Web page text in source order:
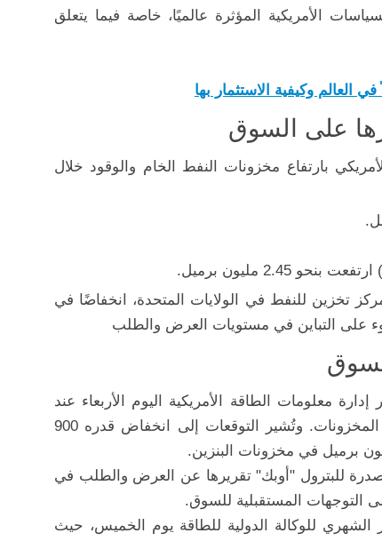
الأمريكية المؤثرة عالميًا، خاصة فيما يتعلق
العالم وكيفية الاستثمار بها
على السوق
بارتفاع مخزونات النفط الخام والوقود خلال
2.45 مليون برميل.
تخزين للنفط في الولايات المتحدة، انخفاضًا في
معلومات الطاقة الأمريكية اليوم الأربعاء عند
الساعة 15:30 بتوقيت غرينتش بيانات رسمية حول المخزونات. وتُشير التوقعات إلى انخفاض قدره 900
للبترول "أوبك" تقريرها عن العرض والطلب في
التوجهات المستقبلية للسوق.
الشهري للوكالة الدولية للطاقة يوم الخميس، حيث